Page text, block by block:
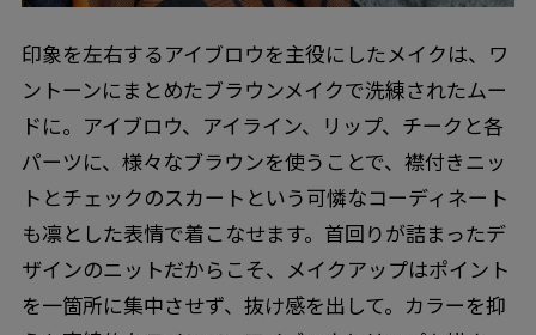
印象を左右するアイブロウを主役にしたメイクは、ワ
ントーンにまとめたブラウンメイクで洗練されたムー
ドに。アイブロウ、アイライン、リップ、チークと各
パーツに、様々なブラウンを使うことで、襟付きニッ
トとチェックのスカートという可憐なコーディネート
も凛とした表情で着こなせます。首回りが詰まったデ
ザインのニットだからこそ、メイクアップはポイント
を一箇所に集中させず、抜け感を出して。カラーを抑